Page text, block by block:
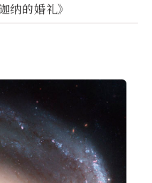
纳的婚礼》